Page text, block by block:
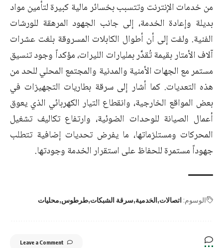
من خدمات الإنترنت وتتسبب بخسائر مالية كبيرة لتأمين مواد
بديلة وإعادة الخدمة، إلى جانب الجهود المرهقة للورشات
الفنية. ولفت إلى أن أطوال الكابلات المسروقة بلغت عشرات
آلاف الأمتار بقيمة تُقدَّر بمليارات الليرات، مؤكداً وجود تنسيق
مستمر مع الجهات الأمنية والمدنية والمجتمع المحلي للحد من
هذه التعديات. كما أشار إلى سرقة بطاريات التجهيزات في
بعض المواقع الخارجية، وانقطاع التيار الكهربائي الذي يعوق
أعمال الصيانة للوحدات الضوئية، وارتفاع تكاليف تشغيل
المحركات ومستلزماتها، ما يفرض تحديات إضافية تتطلب
جهوداً مستمرة للحفاظ على استقرار الخدمة وجودتها.
الوسوم: اتصالات الخدمية سرقة الشبكات طرطوس محليات
Leave a Comment